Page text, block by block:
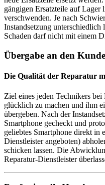
gängigen Ersatzteile auf Lager
verschwenden. Je nach
Instandsetzung unterschiedlich
Schaden darf nicht mit einem
Übergabe an den
Die Qualität der Reparatur
Ziel eines jeden Technikers
glücklich zu machen und ihm
übergeben. Nach der
Smartphone gecheckt und
geliebtes Smartphone direkt in
Dienstleister angeboten)
schicken lassen. Die
Reparatur-Dienstleister